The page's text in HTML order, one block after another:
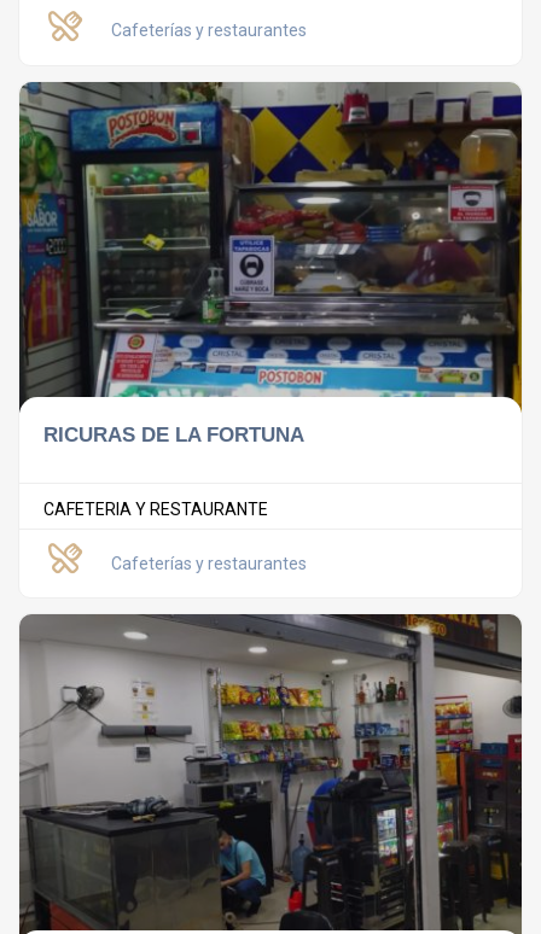
Cafeterías y restaurantes
RICURAS DE LA FORTUNA
CAFETERIA Y RESTAURANTE
Cafeterías y restaurantes